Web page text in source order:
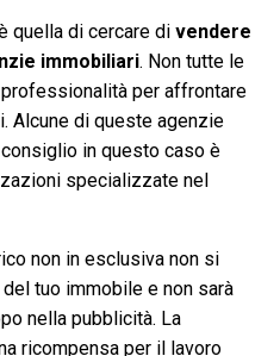
quella di cercare di vendere
immobiliari. Non tutte le
per affrontare
Alcune di queste agenzie
in questo caso è
specializzate nel
non in esclusiva non si
tuo immobile e non sarà
nella pubblicità. La
ricompensa per il lavoro